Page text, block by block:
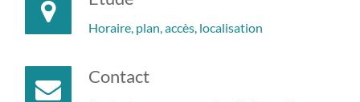
Horaire, plan, accès, localisation
Contact